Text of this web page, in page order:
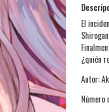
El
¿quién
Autor:
Número